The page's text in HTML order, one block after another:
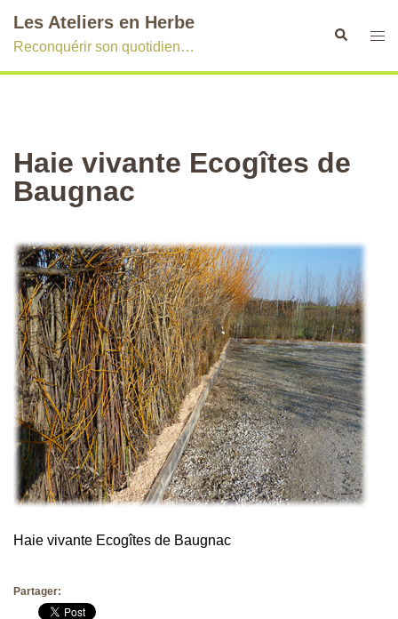
au
contenu
Les Ateliers en Herbe
Reconquérir son quotidien…
Rechercher
Haie vivante Ecogîtes de
Baugnac
Haie vivante Ecogîtes de Baugnac
Partager: